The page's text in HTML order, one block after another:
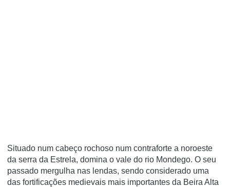
Situado num cabeço rochoso num contraforte a noroeste
da serra da Estrela, domina o vale do rio Mondego. O seu
passado mergulha nas lendas, sendo considerado uma
das fortificações medievais mais importantes da Beira Alta